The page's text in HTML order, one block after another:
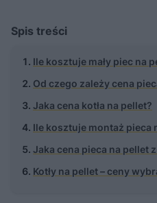
Spis treści
Ile kosztuje mały piec na
Od czego zależy cena
Jaka cena kotła na pellet?
Ile kosztuje montaż pieca
Jaka cena pieca na pellet
Kotły na pellet – ceny